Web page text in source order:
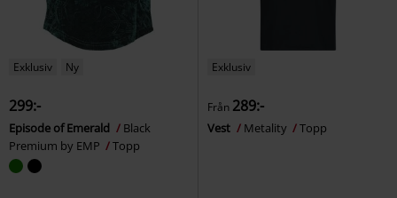
Exklusiv Ny
299:-
Episode of Emerald
Black
Premium by EMP
Topp
Exklusiv
Från 289:-
Vest Metality Topp